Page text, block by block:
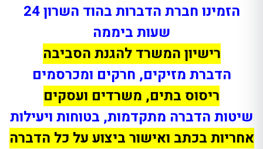
הזמינו חברת הדברות בהוד השרון 24
שעות ביממה
רישיון המשרד להגנת הסביבה
הדברת מזיקים, חרקים ומכרסמים
ריסוס בתים, משרדים ועסקים
שיטות הדברה מתקדמות, בטוחות ויעילות
אחריות בכתב ואישור ביצוע על כל הדברה